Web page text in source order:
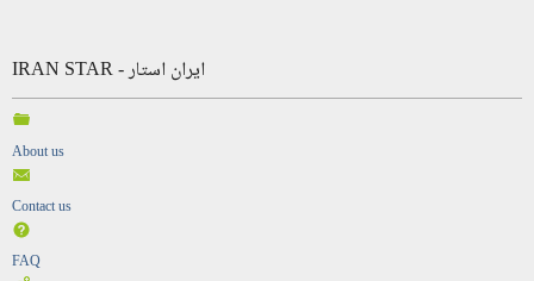
IRAN STAR - ایران استار
About us
Contact us
FAQ